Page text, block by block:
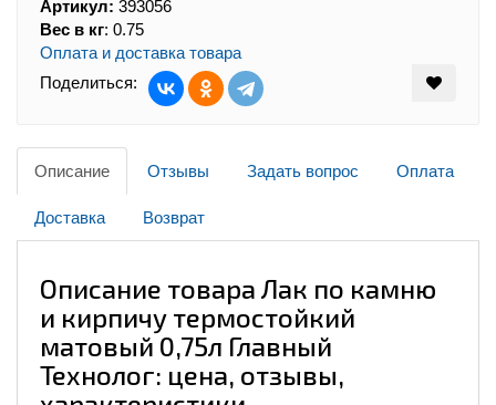
Артикул: 393056
Вес в кг: 0.75
Оплата и доставка товара
Поделиться:
Описание Отзывы Задать вопрос Оплата
Доставка Возврат
Описание товара Лак по камню
и кирпичу термостойкий
матовый 0,75л Главный
Технолог: цена, отзывы,